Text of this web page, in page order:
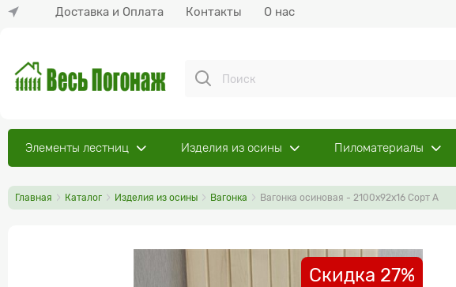
Доставка и Оплата Контакты О нас
Элементы лестниц Изделия из осины Пиломатериалы
Главная Каталог Изделия из осины Вагонка Вагонка осиновая - 2100x92x16 Сорт А
Скидка 27%